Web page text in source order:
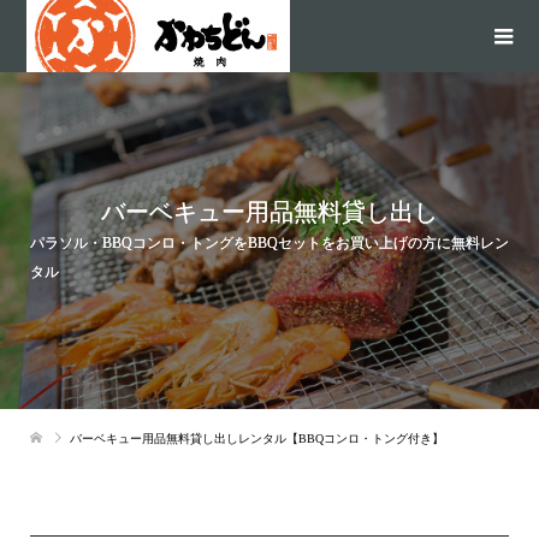
バーベキュー用品無料貸し出し
パラソル・BBQコンロ・トングをBBQセットをお買い上げの方に無料レン
タル
バーベキュー用品無料貸し出しレンタル【BBQコンロ・トング付き】